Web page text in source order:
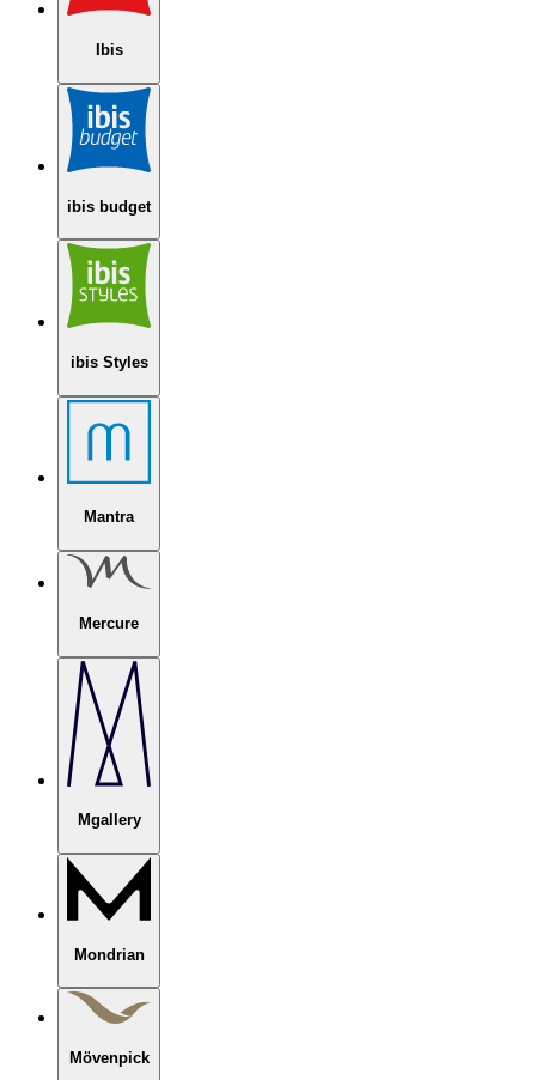
Ibis
ibis budget
ibis Styles
Mantra
Mercure
Mgallery
Mondrian
Mövenpick